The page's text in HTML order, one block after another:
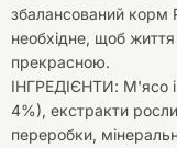
збалансований корм
необхідне, щоб
прекрасною.
ІНГРЕДІЄНТИ: М'ясо
4%), екстракти
переробки,